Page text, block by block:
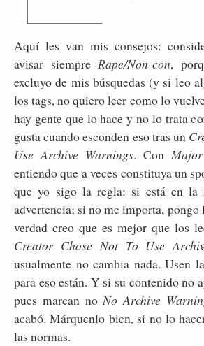
Aquí les van mis consejos:
avisar siempre Rape/Non-con,
excluyo de mis búsquedas (y si leo
los tags, no quiero leer como lo
hay gente que lo hace y no lo trata
gusta cuando esconden eso tras un
Use Archive Warnings. Con
entiendo que a veces constituya un
que yo sigo la regla: si está en la
advertencia; si no me importa, pongo
verdad creo que es mejor que los
Creator Chose Not To Use
usualmente no cambia nada. Usen
para eso están. Y si su contenido no
pues marcan noNo Archive
acabó. Márquenlo bien, si no lo
las normas.